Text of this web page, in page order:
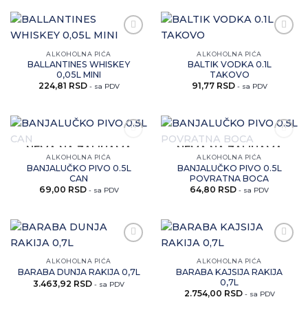
artikal
ALKOHOLNA PIĆA
BALLANTINES WHISKEY
0,05L MINI
224,81 RSD - sa PDV
artikal
ALKOHOLNA PIĆA
BALTIK VODKA 0.1L
TAKOVO
91,77 RSD - sa PDV
Zaprati
artikal
NEMA NA ZALIHAMA
ALKOHOLNA PIĆA
BANJALUČKO PIVO 0.5L
CAN
69,00 RSD - sa PDV
Zaprati
artikal
NEMA NA ZALIHAMA
ALKOHOLNA PIĆA
BANJALUČKO PIVO 0.5L
POVRATNA BOCA
64,80 RSD - sa PDV
artikal
ALKOHOLNA PIĆA
BARABA DUNJA RAKIJA 0,7L
3.463,92 RSD - sa PDV
artikal
ALKOHOLNA PIĆA
BARABA KAJSIJA RAKIJA
0,7L
2.754,00 RSD - sa PDV